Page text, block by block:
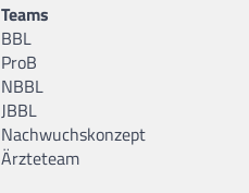
Teams
BBL
ProB
NBBL
JBBL
Nachwuchskonzept
Ärzteteam